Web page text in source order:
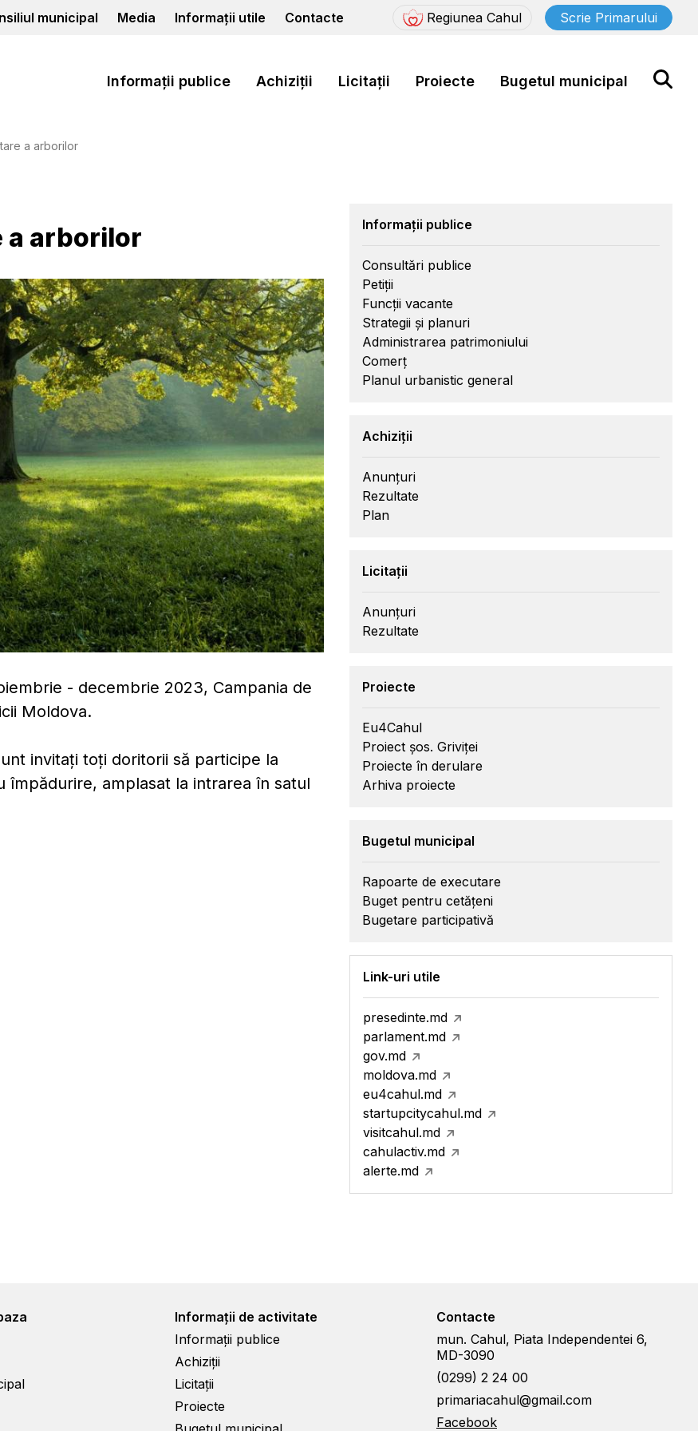
municipal Media Informații utile Contacte Regiunea Cahul Scrie Primarului
Informații publice Achiziții Licitații Proiecte Bugetul municipal
a arborilor
a arborilor
- decembrie 2023, Campania de
Moldova.
invitați toți doritorii să participe la
amplasat la intrarea în satul
Informații publice
Consultări publice
Petiții
Funcții vacante
Strategii și planuri
Administrarea patrimoniului
Comerț
Planul urbanistic general
Achiziții
Anunțuri
Rezultate
Plan
Licitații
Anunțuri
Rezultate
Proiecte
Eu4Cahul
Proiect șos. Griviței
Proiecte în derulare
Arhiva proiecte
Bugetul municipal
Rapoarte de executare
Buget pentru cetățeni
Bugetare participativă
Link-uri utile
presedinte.md
parlament.md
gov.md
moldova.md
eu4cahul.md
startupcitycahul.md
visitcahul.md
cahulactiv.md
alerte.md
Informații de activitate
Informații publice
Achiziții
Licitații
Proiecte
Contacte
mun. Cahul, Piata Independentei 6,
MD-3090
(0299) 2 24 00
primariacahul@gmail.com
Facebook